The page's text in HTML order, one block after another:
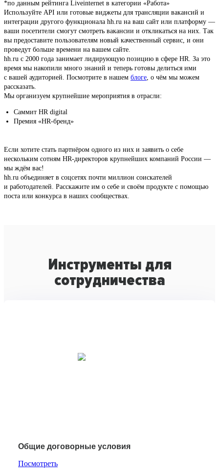
*по данным рейтинга Liveinternet в категории «Работа»
Используйте API или готовые виджеты для трансляции вакансий и
интеграции другого функционала hh.ru на ваш сайт или платформу —
ваши посетители смогут смотреть вакансии и откликаться на них. Так
вы предоставите пользователям новый качественный сервис, и они
проведут больше времени на вашем сайте.
hh.ru с 2000 года занимает лидирующую позицию в сфере HR. За это
время мы накопили много знаний и теперь готовы делиться ими
с вашей аудиторией. Посмотрите в нашем блоге , о чём мы можем
рассказать.
Мы организуем крупнейшие мероприятия в отрасли:
Саммит HR digital
Премия «HR-бренд»
Если хотите стать партнёром одного из них и заявить о себе
нескольким сотням HR-директоров крупнейших компаний России —
мы ждём вас!
hh.ru объединяет в соцсетях почти миллион соискателей
и работодателей. Расскажите им о себе и своём продукте с помощью
поста или конкурса в наших сообществах.
Инструменты для
сотрудничества
Общие договорные условия
Посмотреть